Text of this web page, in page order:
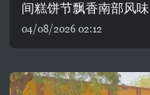
间糕饼节飘香南部风味
04/08/2026 02:12